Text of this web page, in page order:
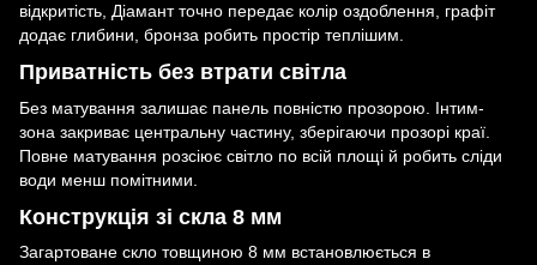
відкритість, Діамант точно передає колір оздоблення, графіт
додає глибини, бронза робить простір теплішим.
Приватність без втрати світла
Без матування залишає панель повністю прозорою. Інтим-
зона закриває центральну частину, зберігаючи прозорі краї.
Повне матування розсіює світло по всій площі й робить сліди
води менш помітними.
Конструкція зі скла 8 мм
Загартоване скло товщиною 8 мм встановлюється в